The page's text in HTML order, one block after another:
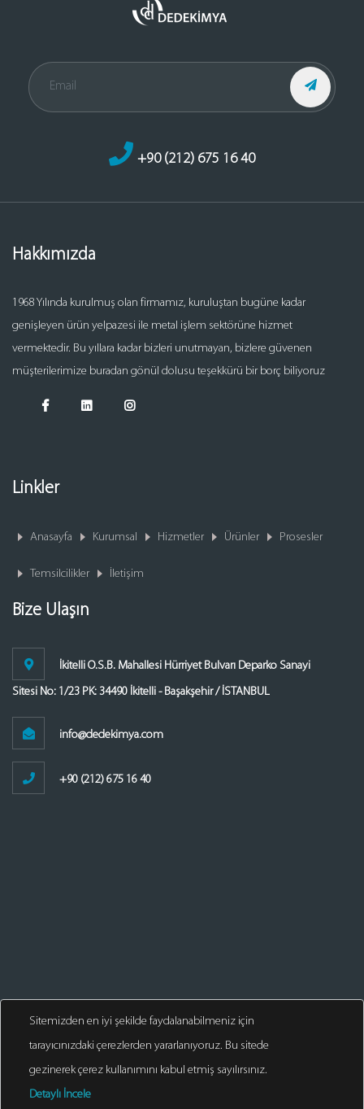
+90 (212) 675 16 40
Hakkımızda
1968 Yılında kurulmuş olan firmamız, kuruluştan bugüne kadar
genişleyen ürün yelpazesi ile metal işlem sektörüne hizmet
vermektedir. Bu yıllara kadar bizleri unutmayan, bizlere güvenen
müşterilerimize buradan gönül dolusu teşekkürü bir borç biliyoruz
Linkler
Anasayfa Kurumsal Hizmetler Ürünler Prosesler
Temsilcilikler İletişim
Bize Ulaşın
İkitelli O.S.B. Mahallesi Hürriyet Bulvarı Deparko Sanayi
Sitesi No: 1/23 PK: 34490 İkitelli - Başakşehir / İSTANBUL
info@dedekimya.com
+90 (212) 675 16 40
Sitemizden en iyi şekilde faydalanabilmeniz için
tarayıcınızdaki çerezlerden yararlanıyoruz. Bu sitede
gezinerek çerez kullanımını kabul etmiş sayılırsınız.
Detaylı İncele